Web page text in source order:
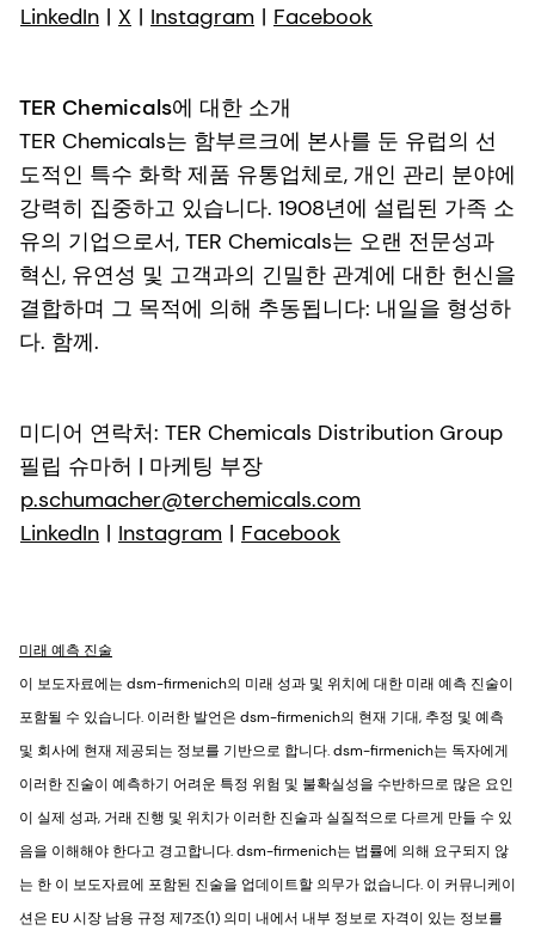
LinkedIn | X | Instagram | Facebook
TER Chemicals에 대한 소개
TER Chemicals는 함부르크에 본사를 둔 유럽의 선
도적인 특수 화학 제품 유통업체로, 개인 관리 분야에
강력히 집중하고 있습니다. 1908년에 설립된 가족 소
유의 기업으로서, TER Chemicals는 오랜 전문성과
혁신, 유연성 및 고객과의 긴밀한 관계에 대한 헌신을
결합하며 그 목적에 의해 추동됩니다: 내일을 형성하
다. 함께.
미디어 연락처: TER Chemicals Distribution Group
필립 슈마허 | 마케팅 부장
p.schumacher@terchemicals.com
LinkedIn | Instagram | Facebook
미래 예측 진술
이 보도자료에는 dsm-firmenich의 미래 성과 및 위치에 대한 미래 예측 진술이
포함될 수 있습니다. 이러한 발언은 dsm-firmenich의 현재 기대, 추정 및 예측
및 회사에 현재 제공되는 정보를 기반으로 합니다. dsm-firmenich는 독자에게
이러한 진술이 예측하기 어려운 특정 위험 및 불확실성을 수반하므로 많은 요인
이 실제 성과, 거래 진행 및 위치가 이러한 진술과 실질적으로 다르게 만들 수 있
음을 이해해야 한다고 경고합니다. dsm-firmenich는 법률에 의해 요구되지 않
는 한 이 보도자료에 포함된 진술을 업데이트할 의무가 없습니다. 이 커뮤니케이
션은 EU 시장 남용 규정 제7조(1) 의미 내에서 내부 정보로 자격이 있는 정보를